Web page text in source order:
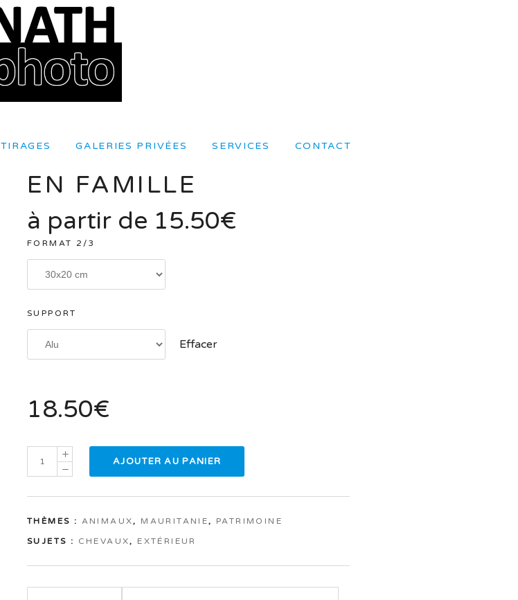
TIRAGES GALERIES PRIVÉES SERVICES CONTACT
EN FAMILLE
à partir de 15.50€
FORMAT 2/3
SUPPORT
Effacer
18.50€
AJOUTER AU PANIER
THÈMES : ANIMAUX, MAURITANIE, PATRIMOINE
SUJETS : CHEVAUX, EXTÉRIEUR